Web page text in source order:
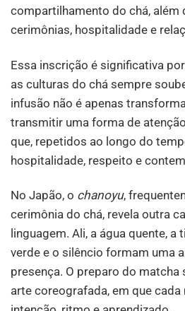
compartilhamento do chá, além
cerimônias, hospitalidade e
Essa inscrição é significativa
as culturas do chá sempre
infusão não é apenas
transmitir uma forma de
que, repetidos ao longo do
hospitalidade, respeito e
No Japão, o chanoyu,
cerimônia do chá, revela outra
linguagem. Ali, a água quente, a
verde e o silêncio formam uma
presença. O preparo do matcha
arte coreografada, em que